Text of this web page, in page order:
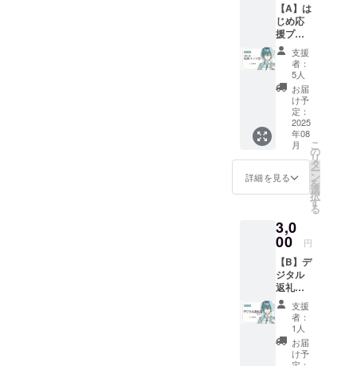
【A】は
じめ応
援プラ
ン① ■
活動報
告の閲
覧 ■ク
レジッ
トの記
じめ応
援プラ
ン
②(5,00
0円)/は
じめ応
ン
③(10,0
00円)と
同一内
容です
※ご支援
時、備
考欄に
掲載を
希望さ
れるお
支援
者：
5人
お届
け予
定：
2025
年08
月
詳細を見る
こ
の
リ
タ
ー
ン
を
選
択
す
る
3,0
00 円
【B】デ
ジタル
返礼品
プラン
■活動報
告の閲
覧 ■ク
レジッ
支援
者：
1人
お届
け予